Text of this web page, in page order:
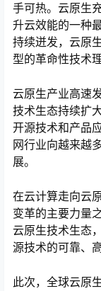
手可热。云原生
升云效能的一种
持续迸发，云原
型的革命性技术理
云原生产业高速
技术生态持续扩
开源技术和产品
网行业向越来越
展。
在云计算走向云
变革的主要力量
云原生技术生态
源技术的可靠、
此次，全球云原